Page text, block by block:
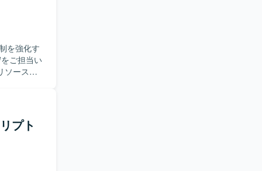
を強化す
ソースお
ながら
業務を
プト